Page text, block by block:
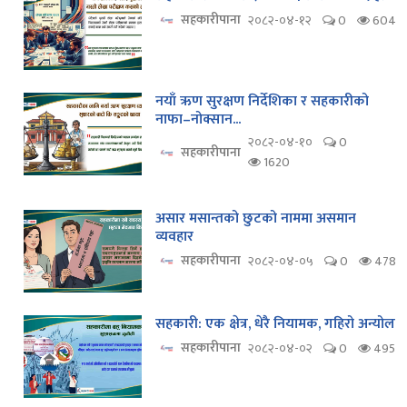
सहकारीपाना २०८२-०४-१२ 0 604
नयाँ ऋण सुरक्षण निर्देशिका र सहकारीको
नाफा–नोक्सान...
सहकारीपाना २०८२-०४-१०
0
1620
असार मसान्तको छुटको नाममा असमान
व्यवहार
सहकारीपाना २०८२-०४-०५ 0 478
सहकारी: एक क्षेत्र, धेरै नियामक, गहिरो अन्योल
सहकारीपाना २०८२-०४-०२ 0 495